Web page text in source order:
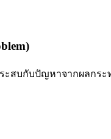
ระสบกับปัญหาจากผลกร